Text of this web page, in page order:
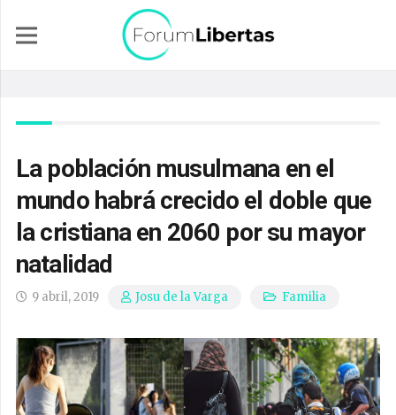
La población musulmana en el
mundo habrá crecido el doble que
la cristiana en 2060 por su mayor
natalidad
9 abril, 2019 Josu de la Varga Familia